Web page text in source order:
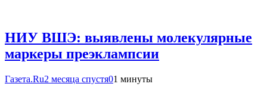
НИУ ВШЭ: выявлены молекулярные
маркеры преэклампсии
Газета.Ru2 месяца спустя01 минуты